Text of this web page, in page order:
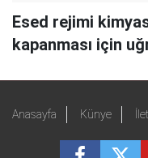
Esed rejimi
kapanması için
Anasayfa Künye